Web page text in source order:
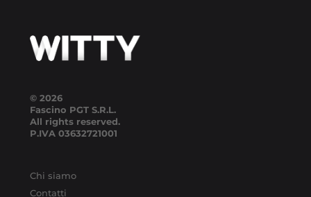
© 2026
Fascino PGT S.R.L.
All rights reserved.
P.IVA 03632721001
Chi siamo
Contatti